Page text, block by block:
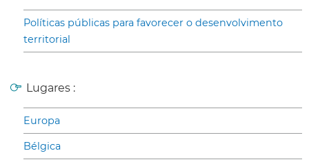
Políticas públicas para favorecer o desenvolvimento
territorial
Lugares :
Europa
Bélgica